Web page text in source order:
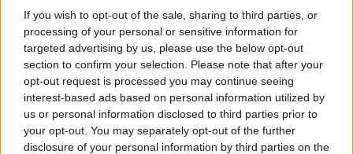
If you wish to opt-out of the sale, sharing to third parties, or
processing of your personal or sensitive information for
targeted advertising by us, please use the below opt-out
section to confirm your selection. Please note that after your
opt-out request is processed you may continue seeing
interest-based ads based on personal information utilized by
us or personal information disclosed to third parties prior to
your opt-out. You may separately opt-out of the further
disclosure of your personal information by third parties on the
Il materiale è elastico e morbido;
È invisibile sotto i vestiti.
Ok Shoulder è realizzato con le ultime tecnologie e
tessuti. È disponibile in diverse taglie, fino alla XXL.
Per usarlo, basta regolare le cinghie in base
all’altezza delle spalle, infilare le braccia e fissarlo